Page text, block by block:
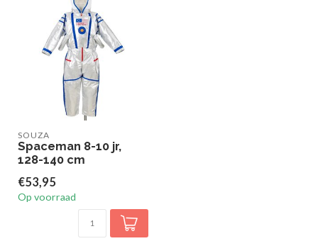
SOUZA
Spaceman 8-10 jr,
128-140 cm
€53,95
Op voorraad